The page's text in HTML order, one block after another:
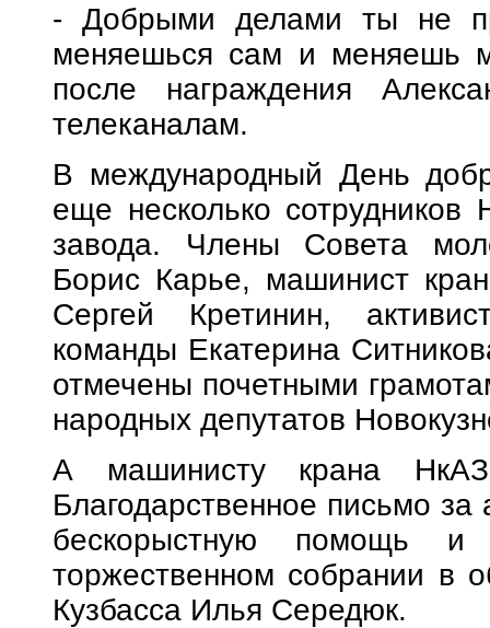
- Добрыми делами ты не
меняешься сам и меняешь
после награждения
телеканалам.
В международный День
еще несколько сотрудников
завода. Члены Совета
Борис Карье, машинист
Сергей Кретинин,
команды Екатерина
отмечены почетными
народных депутатов
А машинисту крана
Благодарственное письмо
бескорыстную помощь и
торжественном собрании в
Кузбасса Илья Середюк.